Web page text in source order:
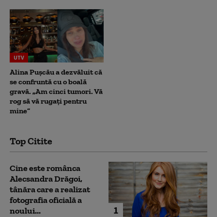
UTV
Alina Pușcău a dezvăluit că
se confruntă cu o boală
gravă. „Am cinci tumori. Vă
rog să vă rugați pentru
mine”
Top Citite
1
Cine este românca
Alecsandra Drăgoi,
tânăra care a realizat
fotografia oficială a
noului...